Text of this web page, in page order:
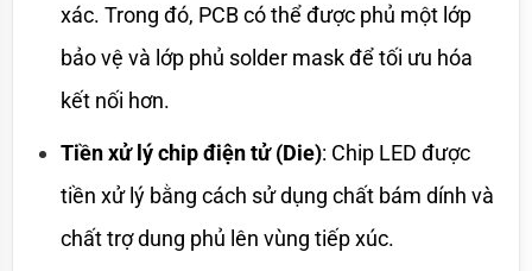
xác. Trong đó, PCB có thể được phủ một lớp
bảo vệ và lớp phủ solder mask để tối ưu hóa
kết nối hơn.
Tiền xử lý chip điện tử (Die): Chip LED được
tiền xử lý bằng cách sử dụng chất bám dính và
chất trợ dung phủ lên vùng tiếp xúc.